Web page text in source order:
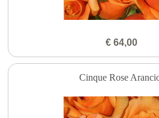
€ 64,00
Cinque Rose